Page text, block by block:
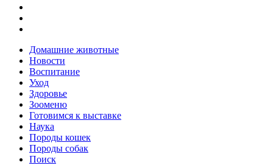
Домашние животные
Новости
Воспитание
Уход
Здоровье
Зооменю
Готовимся к выставке
Наука
Породы кошек
Породы собак
Поиск